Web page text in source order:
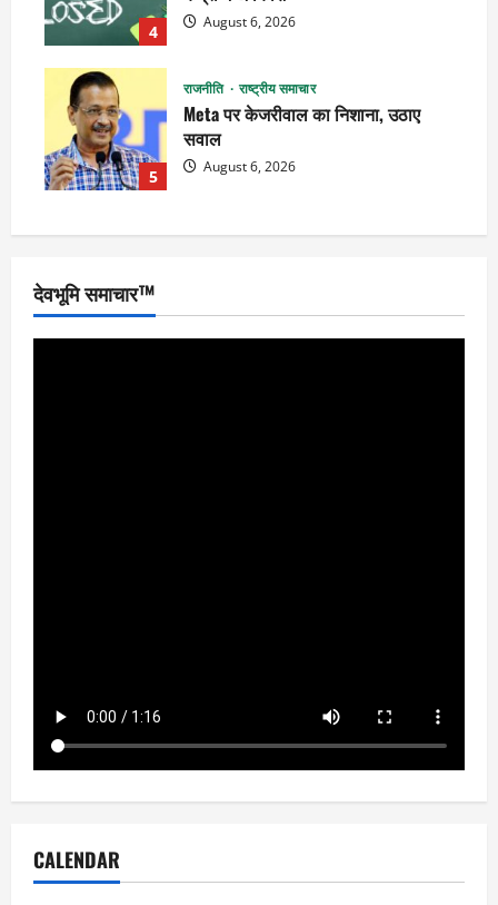
4 August 6, 2026
5
राजनीति राष्ट्रीय समाचार
Meta पर केजरीवाल का निशाना, उठाए
सवाल
August 6, 2026
देवभूमि समाचार™
CALENDAR